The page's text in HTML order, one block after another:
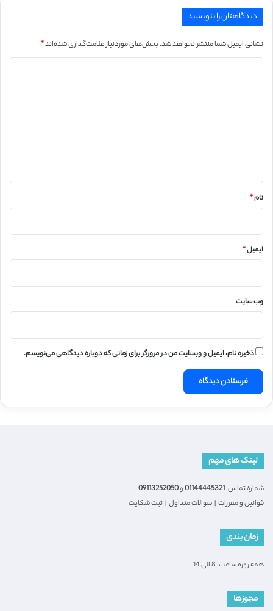
دیدگاهتان را بنویسید
نشانی ایمیل شما منتشر نخواهد شد.بخش‌های موردنیاز علامت‌گذاری شده‌اند*
نام*
ایمیل*
وب‌ سایت
ذخیره نام، ایمیل و وبسایت من در مرورگر برای زمانی که دوباره دیدگاهی می‌نویسم.
لینک های مهم
شماره تماس:01144445321و09113252050
قوانین و مقررات | سوالات متداول | ثبت شکایت
زمان بندی
همه روزه ساعت: 8 الی 14
مجوزها